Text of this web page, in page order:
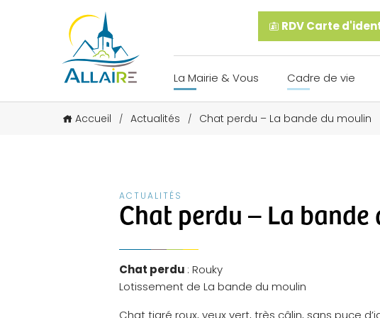
RDV Carte
La Mairie & Vous Cadre de vie
Accueil / Actualités / Chat perdu – La bande du moulin
ACTUALITÉS
Chat perdu – La
Chat perdu : Rouky
Lotissement de La bande du moulin
Chat tigré roux, yeux vert, très câlin, sans puce